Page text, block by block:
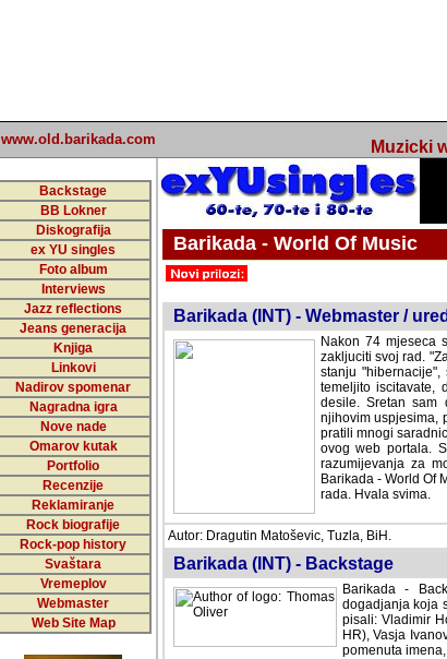
www.old.barikada.com Muzicki
Backstage
BB Lokner
Diskografija
ex YU singles
Foto album
Interviews
Jazz reflections
Jeans generacija
Knjiga
Linkovi
Nadirov spomenar
Nagradna igra
Nove nade
Omarov kutak
Portfolio
Recenzije
Reklamiranje
Rock biografije
Rock-pop history
Svaštara
Vremeplov
Webmaster
Web Site Map
Barikada - World Of Music
Barikada (INT) - Webmaster /
Nakon 74 mjeseca
zakljuciti svoj rad.
stanju
temeljito iscitavate,
Sretan sam da
uspjesima,
mnogi saradnici koji
web portala.
razumijevanja za
Barikada - World Of
rada. Hvala svima.
Autor: Dragutin Matoševic, Tuzla, BiH.
Barikada (INT) - Backstage
Barikada -
dogadjanja koja
pisali: Vladimir
HR), Vasja
pomenuta